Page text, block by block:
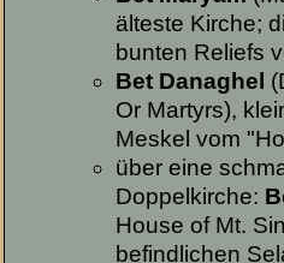
älteste Kirche;
bunten Reliefs
Bet Danaghel
Or Martyrs),
Meskel vom
über eine
Doppelkirche:
House of Mt.
befindlichen